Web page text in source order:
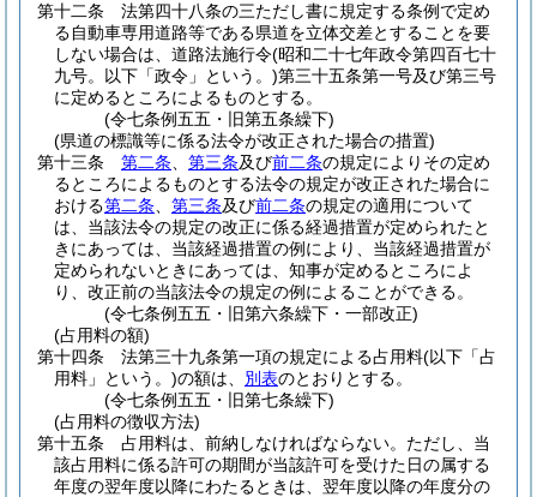
第十二条
法第四十八条の三ただし書に規定する条例で定め
る自動車専用道路等である県道を立体交差とすることを要
しない場合は、道路法施行令(昭和二十七年政令第四百七十
九号。以下「政令」という。)第三十五条第一号及び第三号
に定めるところによるものとする。
(令七条例五五・旧第五条繰下)
(県道の標識等に係る法令が改正された場合の措置)
第十三条
第二条 第三条及び前二条の規定によりその定め
るところによるものとする法令の規定が改正された場合に
おける第二条 第三条及び前二条の規定の適用について
は、当該法令の規定の改正に係る経過措置が定められたと
きにあっては、当該経過措置の例により、当該経過措置が
定められないときにあっては、知事が定めるところによ
り、改正前の当該法令の規定の例によることができる。
(令七条例五五・旧第六条繰下・一部改正)
(占用料の額)
第十四条
法第三十九条第一項の規定による占用料(以下「占
用料」という。)の額は、 別表のとおりとする。
(令七条例五五・旧第七条繰下)
(占用料の徴収方法)
第十五条
占用料は、前納しなければならない。 ただし、当
該占用料に係る許可の期間が当該許可を受けた日の属する
年度の翌年度以降にわたるときは、翌年度以降の年度分の